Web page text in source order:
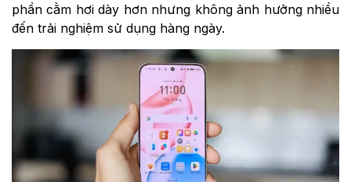
phần cằm hơi dày hơn nhưng không ảnh hưởng nhiều
đến trải nghiệm sử dụng hàng ngày.